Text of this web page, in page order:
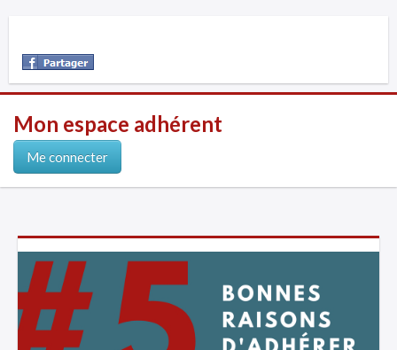
Mon espace adhérent
Me connecter